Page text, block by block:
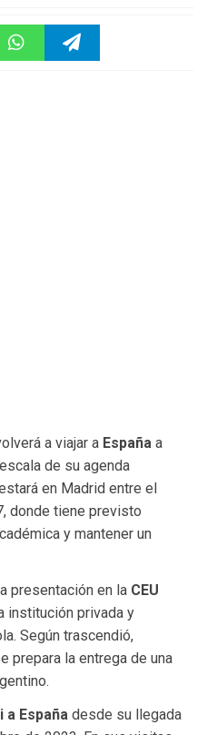
a viajar a España a
de su agenda
en Madrid entre el
donde tiene previsto
y mantener un
presentación en la CEU
institución privada y
Según trascendió,
prepara la entrega de una
España desde su llegada